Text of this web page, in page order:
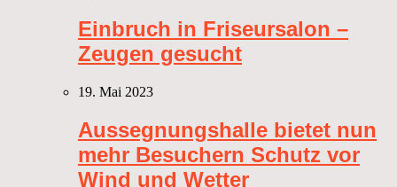
Einbruch in Friseursalon –
Zeugen gesucht
19. Mai 2023
Aussegnungshalle bietet nun
mehr Besuchern Schutz vor
Wind und Wetter